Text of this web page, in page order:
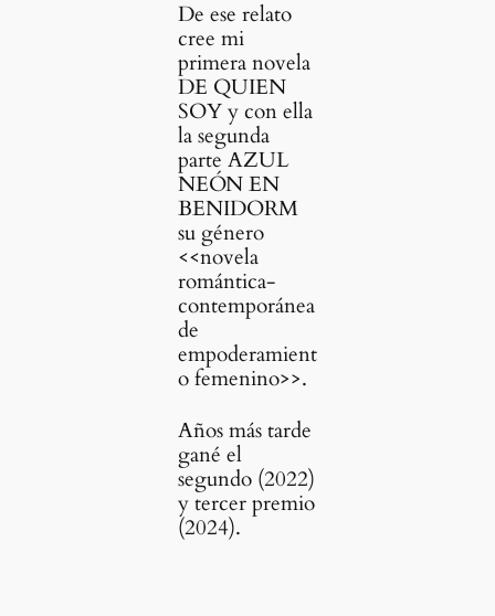
De ese relato
cree mi
primera novela
DE QUIEN
SOY y con ella
la segunda
parte AZUL
NEÓN EN
BENIDORM
su género
<<novela
romántica-
contemporánea
de
empoderamient
o femenino>>.
Años más tarde
gané el
segundo (2022)
y tercer premio
(2024).